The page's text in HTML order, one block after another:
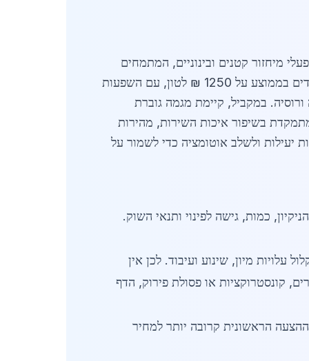
המרכז בשנת 2026. בשוק המקומי פועלים מפעלי מיחזור קטנים ובינוניים, המתמחים
באיסוף, מיון ועיבוד ברזל ממוחזר, המשרתים את תעשיית הבנייה והתשתיות הסמוכה. מחירי ברזל למחזור עומדים בממוצע על 1250 ₪ לטון, עם השפעות
ורוסיה. במקביל, קיימת מגמה גוברת
בשיפור איכות השירות, מהירות
יעילות ולשלב אוטומציה כדי לשמור על
לטון, בהתאם לסוג הברזל, רמת הניקיון, כמות, גישה לפינוי ותנאי השוק.
מיון, שינוע ועיבוד. לכן אין
קונסטרוקציות או פסולת פירוק, הדף
הראשונית קרובה יותר למחיר